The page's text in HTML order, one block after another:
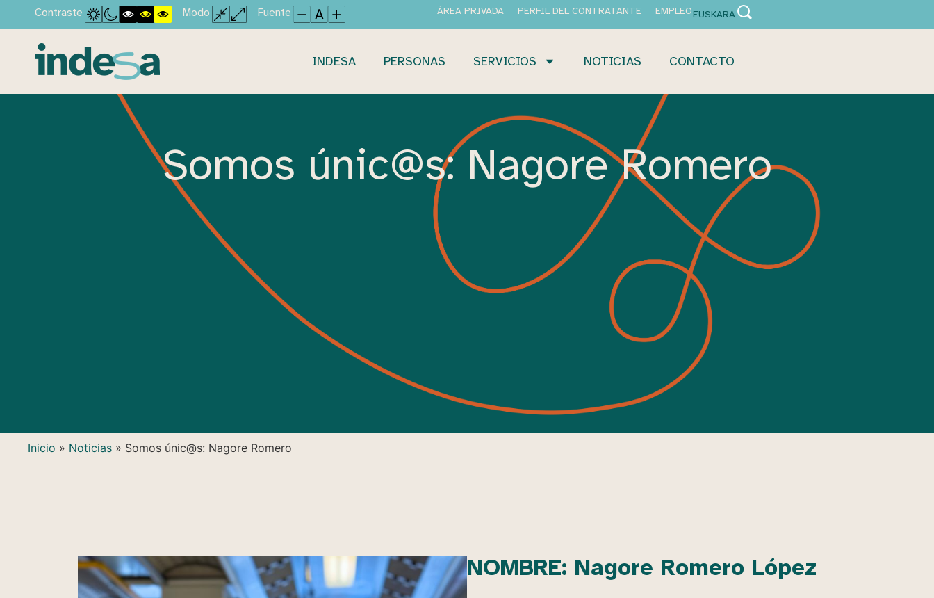
Contraste Modo Fuente ÁREA PRIVADA PERFIL DEL CONTRATANTE EMPLEOEUSKARA
INDESA PERSONAS SERVICIOS NOTICIAS CONTACTO
Somos únic@s: Nagore Romero
Inicio » Noticias » Somos únic@s: Nagore Romero
NOMBRE: Nagore Romero López